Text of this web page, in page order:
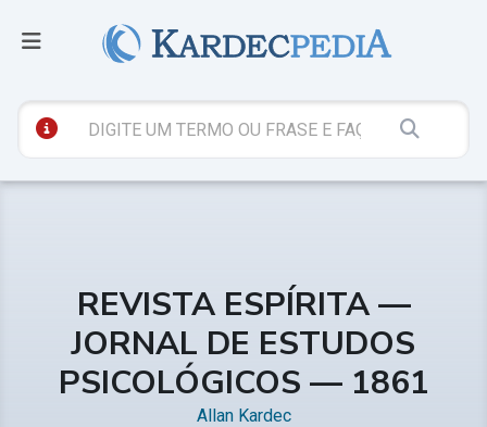
REVISTA ESPÍRITA —
JORNAL DE ESTUDOS
PSICOLÓGICOS — 1861
Allan Kardec